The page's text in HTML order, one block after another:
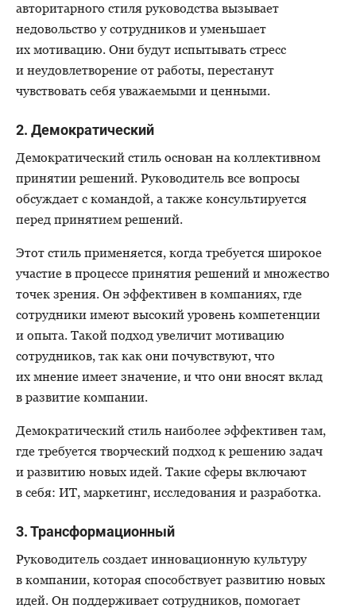
авторитарного стиля руководства вызывает
недовольство у сотрудников и уменьшает
их мотивацию. Они будут испытывать стресс
и неудовлетворение от работы, перестанут
чувствовать себя уважаемыми и ценными.
2. Демократический
Демократический стиль основан на коллективном
принятии решений. Руководитель все вопросы
обсуждает с командой, а также консультируется
перед принятием решений.
Этот стиль применяется, когда требуется широкое
участие в процессе принятия решений и множество
точек зрения. Он эффективен в компаниях, где
сотрудники имеют высокий уровень компетенции
и опыта. Такой подход увеличит мотивацию
сотрудников, так как они почувствуют, что
их мнение имеет значение, и что они вносят вклад
в развитие компании.
Демократический стиль наиболее эффективен там,
где требуется творческий подход к решению задач
и развитию новых идей. Такие сферы включают
в себя: ИТ, маркетинг, исследования и разработка.
3. Трансформационный
Руководитель создает инновационную культуру
в компании, которая способствует развитию новых
идей. Он поддерживает сотрудников, помогает